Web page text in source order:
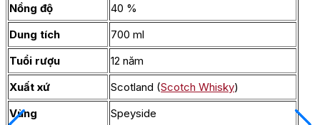
Nồng độ
40 %
Dung tích
700 ml
Tuổi rượu
12 năm
Xuất xứ
Scotland (Scotch Whisky)
Vùng
Speyside